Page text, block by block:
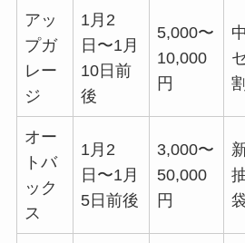
アッ
プガ
レー
ジ
1月2
日〜1月
10日前
後
5,000〜
10,000
円
オー
トバ
ック
ス
1月2
日〜1月
5日前後
3,000〜
50,000
円